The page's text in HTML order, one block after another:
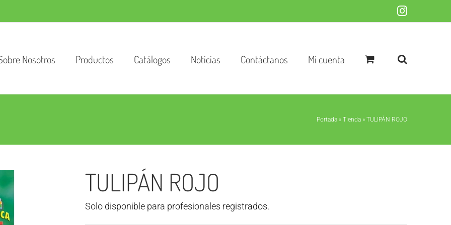
Instagram
Nosotros Productos Catálogos Noticias Contáctanos Mi cuenta
Portada » Tienda » TULIPÁN ROJO
TULIPÁN ROJO
Solo disponible para profesionales registrados.